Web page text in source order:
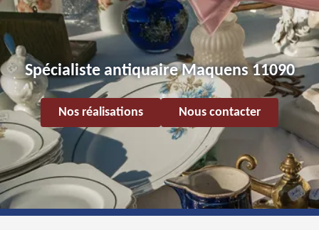
Spécialiste antiquaire Maquens 11090
Nos réalisations Nous contacter